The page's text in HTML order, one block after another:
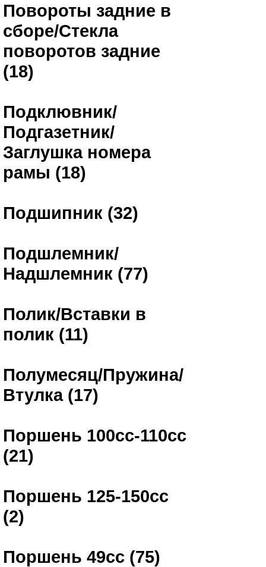
Повороты задние в
сборе/Стекла
поворотов задние
(18)
Подклювник/
Подгазетник/
Заглушка номера
рамы (18)
Подшипник (32)
Подшлемник/
Надшлемник (77)
Полик/Вставки в
полик (11)
Полумесяц/Пружина/
Втулка (17)
Поршень 100сс-110сс
(21)
Поршень 125-150сс
(2)
Поршень 49сс (75)